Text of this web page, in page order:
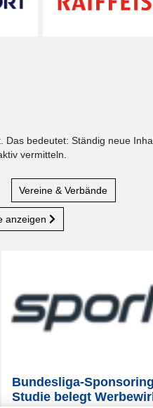
Das bedeutet: Ständig neue
vermitteln.
Vereine & Verbände
anzeigen
Bundesliga-
Studie belegt